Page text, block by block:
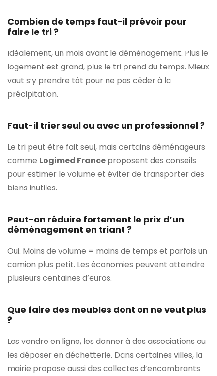
Combien de temps faut-il prévoir pour
faire le tri ?
Idéalement, un mois avant le déménagement. Plus le
logement est grand, plus le tri prend du temps. Mieux
vaut s’y prendre tôt pour ne pas céder à la
précipitation.
Faut-il trier seul ou avec un professionnel ?
Le tri peut être fait seul, mais certains déménageurs
comme Logimed France proposent des conseils
pour estimer le volume et éviter de transporter des
biens inutiles.
Peut-on réduire fortement le prix d’un
déménagement en triant ?
Oui. Moins de volume = moins de temps et parfois un
camion plus petit. Les économies peuvent atteindre
plusieurs centaines d’euros.
Que faire des meubles dont on ne veut plus
?
Les vendre en ligne, les donner à des associations ou
les déposer en déchetterie. Dans certaines villes, la
mairie propose aussi des collectes d’encombrants